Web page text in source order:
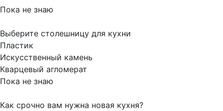
Пока не знаю
Выберите столешницу для кухни
Пластик
Искусственный камень
Кварцевый агломерат
Пока не знаю
Как срочно вам нужна новая кухня?